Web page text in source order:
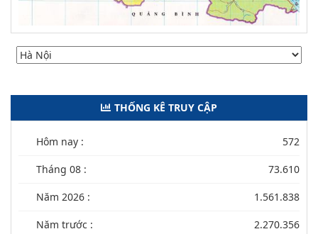
THỐNG KÊ TRUY CẬP
Hôm nay : 572
Tháng 08 : 73.610
Năm 2026 : 1.561.838
Năm trước : 2.270.356